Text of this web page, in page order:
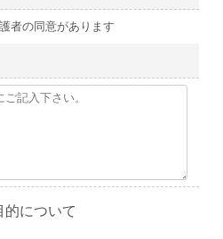
者の同意があります
的について